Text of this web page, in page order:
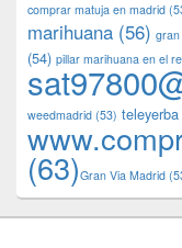
comprar matuja en madrid
marihuana (56) gran
(54) pillar marihuana en el
weedmadrid (53)
(63)​​Gran Via Madrid